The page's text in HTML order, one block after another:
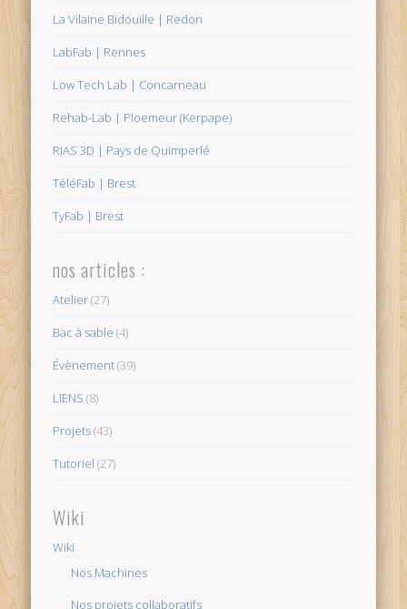
La Vilaine Bidouille | Redon
LabFab | Rennes
Low Tech Lab | Concarneau
Rehab-Lab | Ploemeur (Kerpape)
RIAS 3D | Pays de Quimperlé
TéléFab | Brest
TyFab | Brest
nos articles :
Atelier(27)
Bac à sable (4)
Évènement(39)
LIENS (8)
Projets(43)
Tutoriel (27)
Wiki
Wiki
Nos Machines
Nos projets collaboratifs